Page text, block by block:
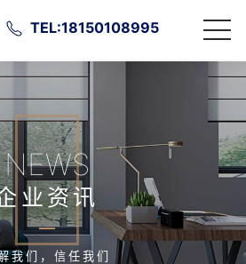
TEL:18150108995
NEWS
业资讯
我们，信任我们